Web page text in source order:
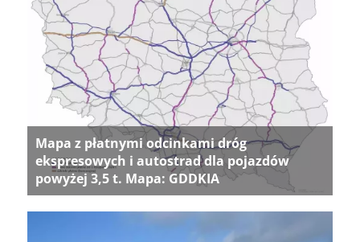
Mapa z płatnymi odcinkami dróg
ekspresowych i autostrad dla pojazdów
powyżej 3,5 t. Mapa: GDDKIA